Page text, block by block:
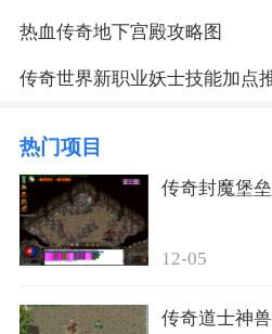
热血传奇地下宫殿攻略图
传奇世界新职业妖士技能加点
热门项目
传奇封魔堡
12-05
传奇道士神